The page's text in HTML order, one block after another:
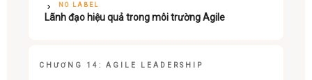
NO LABEL
Lãnh đạo hiệu quả trong môi trường Agile
CHƯƠNG 14: AGILE LEADERSHIP